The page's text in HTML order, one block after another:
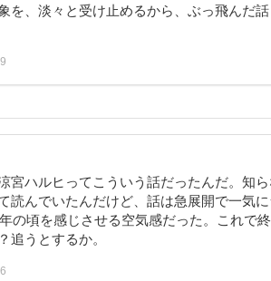
を、淡々と受け止めるから、ぶっ飛んだ
宮ハルヒってこういう話だったんだ。知
んでいたんだけど、話は急展開で一気に
の頃を感じさせる空気感だった。これで
追うとするか。